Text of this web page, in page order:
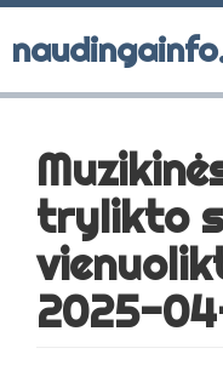
trylikto
2025-